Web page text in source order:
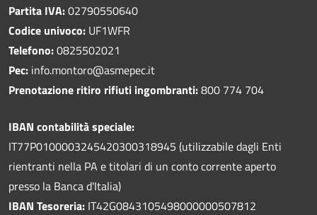
Partita IVA:02790550640
Codice univoco: UF1WFR
Telefono:0825502021
Pec: info.montoro@asmepec.it
Prenotazione ritiro rifiuti ingombranti:800 774 704
IBAN contabilità speciale:
IT77P0100003245420300318945 (utilizzabile dagli Enti
rientranti nella PA e titolari di un conto corrente aperto
presso la Banca d'Italia)
IBAN Tesoreria: IT42G0843105498000000507812